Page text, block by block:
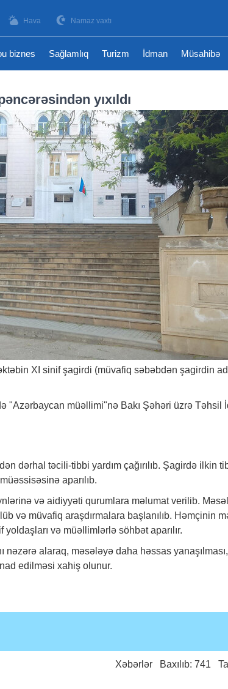
Hava Namaz vaxtı
biznes Sağlamlıq Turizm İdman Müsahibə
yıxıldı
XI sinif şagirdi (müvafiq səbəbdən şagirdin
"Azərbaycan müəllimi"nə Bakı Şəhəri üzrə Təhsil
dərhal təcili-tibbi yardım çağırılıb. Şagirdə ilkin
aparılıb.
və aidiyyəti qurumlara məlumat verilib.
və müvafiq araşdırmalara başlanılıb. Həmçinin
və müəllimlərlə söhbət aparılır.
nəzərə alaraq, məsələyə daha həssas
edilməsi xahiş olunur.
Xəbərlər Baxılıb: 741